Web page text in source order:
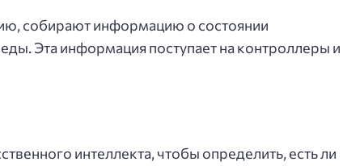
собирают информацию о состоянии
Эта информация поступает на контроллеры и
интеллекта, чтобы определить, есть ли